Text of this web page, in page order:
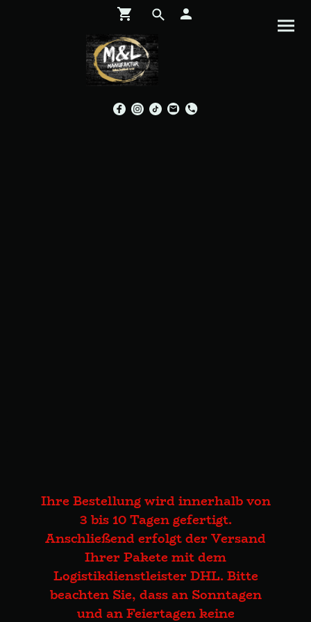
Ihre Bestellung wird innerhalb von
3 bis 10 Tagen gefertigt.
Anschließend erfolgt der Versand
Ihrer Pakete mit dem
Logistikdienstleister DHL. Bitte
beachten Sie, dass an Sonntagen
und an Feiertagen keine